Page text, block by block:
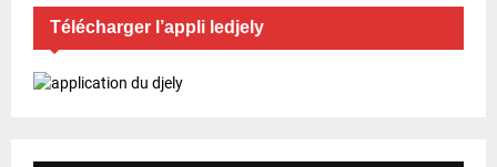
Télécharger l’appli ledjely